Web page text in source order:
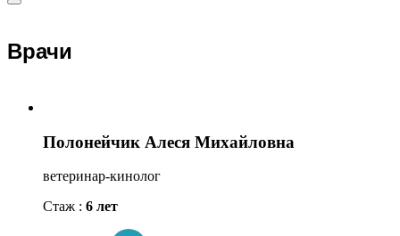
Врачи
Полонейчик Алеся Михайловна
ветеринар-кинолог
Стаж : 6 лет